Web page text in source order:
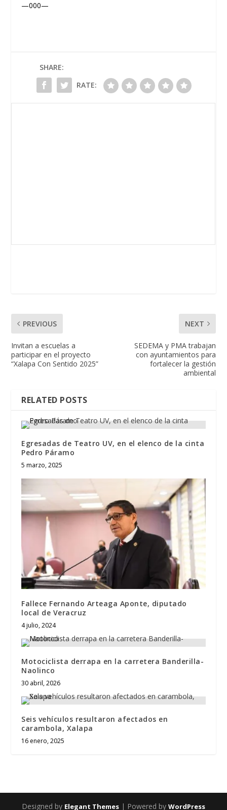
—000—
SHARE:
RATE:
PREVIOUS
Invitan a escuelas a
participar en el proyecto
“Xalapa Con Sentido 2025”
NEXT
SEDEMA y PMA trabajan
con ayuntamientos para
fortalecer la gestión
ambiental
RELATED POSTS
Egresadas de Teatro UV, en el elenco de la cinta
Pedro Páramo
5 marzo, 2025
Fallece Fernando Arteaga Aponte, diputado
local de Veracruz
4 julio, 2024
Motociclista derrapa en la carretera Banderilla-
Naolinco
30 abril, 2026
Seis vehículos resultaron afectados en
carambola, Xalapa
16 enero, 2025
Designed by Elegant Themes | Powered by WordPress